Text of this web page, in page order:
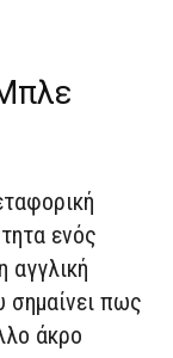
ενός
αγγλική
σημαίνει πως
άκρο